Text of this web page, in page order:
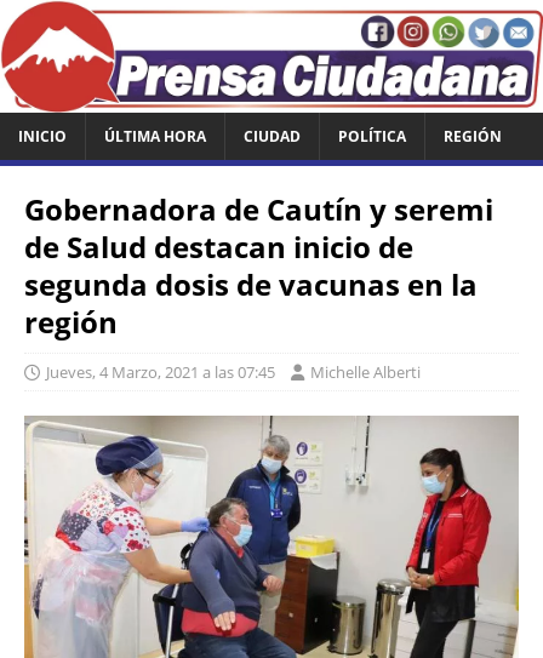
INICIO ÚLTIMA HORA CIUDAD POLÍTICA REGIÓN
Gobernadora de Cautín y seremi
de Salud destacan inicio de
segunda dosis de vacunas en la
región
Jueves, 4 Marzo, 2021 a las 07:45 Michelle Alberti